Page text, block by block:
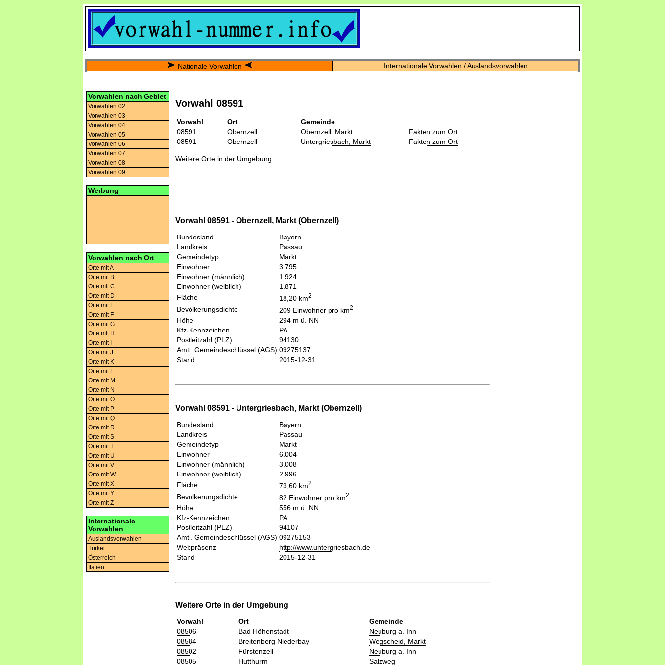
Nationale Vorwahlen Internationale Vorwahlen / Auslandsvorwahlen
Vorwahlen nach Gebiet
Vorwahlen 02
Vorwahlen 03
Vorwahlen 04
Vorwahlen 05
Vorwahlen 06
Vorwahlen 07
Vorwahlen 08
Vorwahlen 09
Werbung
Vorwahlen nach Ort
Orte mit A
Orte mit B
Orte mit C
Orte mit D
Orte mit E
Orte mit F
Orte mit G
Orte mit H
Orte mit I
Orte mit J
Orte mit K
Orte mit L
Orte mit M
Orte mit N
Orte mit O
Orte mit P
Orte mit Q
Orte mit R
Orte mit S
Orte mit T
Orte mit U
Orte mit V
Orte mit W
Orte mit X
Orte mit Y
Orte mit Z
Internationale
Vorwahlen
Auslandsvorwahlen
Türkei
Österreich
Italien
Vorwahl 08591
Vorwahl Ort
Gemeinde
08591
Obernzell Obernzell, Markt
Fakten zum Ort
08591
Obernzell Untergriesbach, Markt Fakten zum Ort
Weitere Orte in der Umgebung
Vorwahl 08591 - Obernzell, Markt (Obernzell)
Bundesland
Bayern
Landkreis
Passau
Gemeindetyp
Markt
Einwohner
3.795
Einwohner (männlich)
1.924
Einwohner (weiblich)
1.871
Fläche
18,20 km2
Bevölkerungsdichte 209 Einwohner pro km2
Höhe
294 m ü. NN
Kfz-Kennzeichen
PA
Postleitzahl (PLZ)
94130
Amtl. Gemeindeschlüssel (AGS) 09275137
Stand
2015-12-31
Vorwahl 08591 - Untergriesbach, Markt (Obernzell)
Bundesland
Bayern
Landkreis
Passau
Gemeindetyp
Markt
Einwohner
6.004
Einwohner (männlich)
3.008
Einwohner (weiblich)
2.996
Fläche
73,60 km2
Bevölkerungsdichte 82 Einwohner pro km2
Höhe
556 m ü. NN
Kfz-Kennzeichen
PA
Postleitzahl (PLZ)
94107
Amtl. Gemeindeschlüssel (AGS) 09275153
Webpräsenz
http://www.untergriesbach.de
Stand
2015-12-31
Weitere Orte in der Umgebung
Vorwahl Ort
Gemeinde
08506
Bad Höhenstadt
Neuburg a. Inn
08584
Breitenberg Niederbay
Wegscheid, Markt
08502
Fürstenzell
Neuburg a. Inn
08505
Hutthurm Salzweg